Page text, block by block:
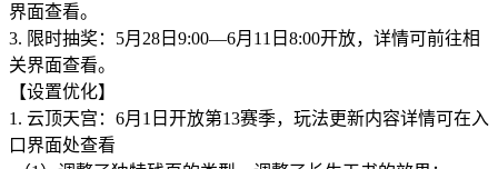
界面查看。
3. 限时抽奖：5月28日9:00—6月11日8:00开放，详情可前往相
关界面查看。
【设置优化】
1. 云顶天宫：6月1日开放第13赛季，玩法更新内容详情可在入
口界面处查看